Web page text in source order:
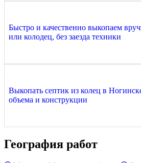
Быстро и качественно выкопаем
или колодец, без заезда техники
Выкопать септик из колец в
объема и конструкции
География работ